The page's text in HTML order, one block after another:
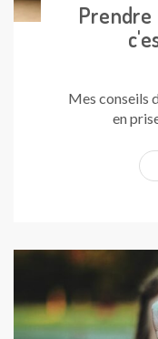
Prendre
Mes conseils
en